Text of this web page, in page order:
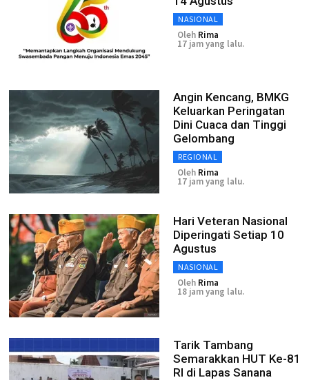
NASIONAL
Oleh Rima
17 jam yang lalu.
Angin Kencang, BMKG
Keluarkan Peringatan
Dini Cuaca dan Tinggi
Gelombang
REGIONAL
Oleh Rima
17 jam yang lalu.
Hari Veteran Nasional
Diperingati Setiap 10
Agustus
NASIONAL
Oleh Rima
18 jam yang lalu.
Tarik Tambang
Semarakkan HUT Ke-81
RI di Lapas Sanana